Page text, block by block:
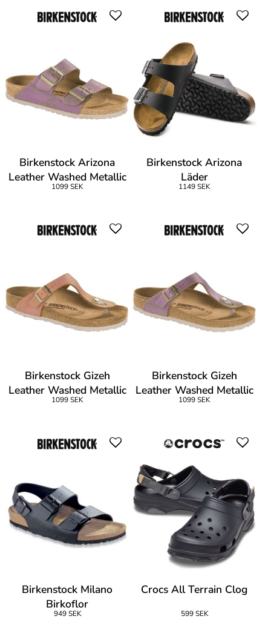
Birkenstock Arizona
Leather Washed Metallic
1099 SEK
Birkenstock Arizona
Läder
1149 SEK
Birkenstock Gizeh
Leather Washed Metallic
1099 SEK
Birkenstock Gizeh
Leather Washed Metallic
1099 SEK
Birkenstock Milano
Birkoflor
949 SEK
Crocs All Terrain Clog
599 SEK